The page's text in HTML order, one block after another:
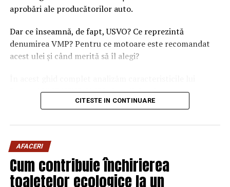
aprobări ale producătorilor auto.
Dar ce înseamnă, de fapt, USVO? Ce reprezintă
denumirea VMP? Pentru ce motoare este recomandat
acest ulei și când merită să îl alegi?
Ravenol VMP USVO 5W30 și explicăm de ce este
considerat unul dintre cele mai performante uleiuri de
Ravenol este un producător german de lubrifianți
fondat în anul 1946 și recunoscut la nivel internațional
pentru dezvoltarea deuleiuri de motor premium
CITESTE IN CONTINUARE
AFACERI
Cum contribuie închirierea
toaletelor ecologice la un